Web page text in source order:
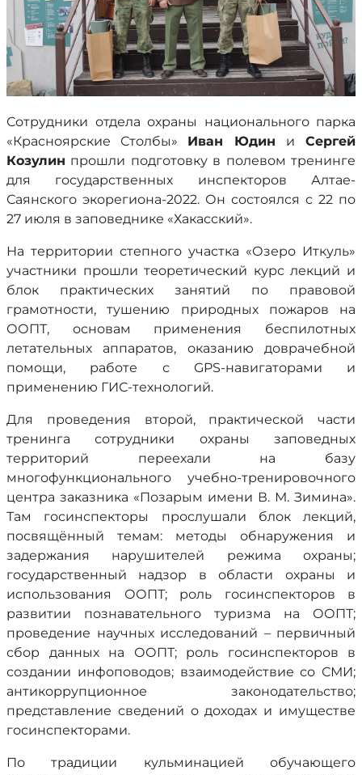
Сотрудники отдела охраны национального парка
«Красноярские Столбы» Иван Юдин и Сергей
Козулин прошли подготовку в полевом тренинге
для государственных инспекторов Алтае-
Саянского экорегиона-2022. Он состоялся с 22 по
27 июля в заповеднике «Хакасский».
На территории степного участка «Озеро Иткуль»
участники прошли теоретический курс лекций и
блок практических занятий по правовой
грамотности, тушению природных пожаров на
ООПТ, основам применения беспилотных
летательных аппаратов, оказанию доврачебной
помощи, работе с GPS-навигаторами и
применению ГИС-технологий.
Для проведения второй, практической части
тренинга сотрудники охраны заповедных
территорий переехали на базу
многофункционального учебно-тренировочного
центра заказника «Позарым имени В. М. Зимина».
Там госинспекторы прослушали блок лекций,
посвящённый темам: методы обнаружения и
задержания нарушителей режима охраны;
государственный надзор в области охраны и
использования ООПТ; роль госинспекторов в
развитии познавательного туризма на ООПТ;
проведение научных исследований – первичный
сбор данных на ООПТ; роль госинспекторов в
создании инфоповодов; взаимодействие со СМИ;
антикоррупционное законодательство;
представление сведений о доходах и имуществе
госинспекторами.
По традиции кульминацией обучающего